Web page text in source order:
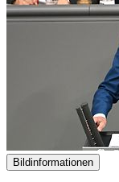
Bildinformationen